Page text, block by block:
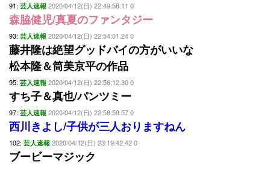
91: 芸人速報 2020/04/12(日) 22:49:58.11 0
森脇健児/真夏のファンタジー
93: 芸人速報 2020/04/12(日) 22:54:01.24 0
藤井隆は絶望グッドバイの方がいいな
松本隆＆筒美京平の作品
95: 芸人速報 2020/04/12(日) 22:56:12.30 0
すち子＆真也/パンツミー
97: 芸人速報 2020/04/12(日) 22:58:59.57 0
西川きよし/子供が三人おりますねん
102: 芸人速報 2020/04/12(日) 23:19:42.42 0
ブービーマジック